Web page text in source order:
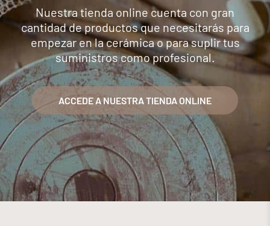
Nuestra tienda online cuenta con gran
cantidad de productos que necesitarás para
empezar en la cerámica o para suplir tus
suministros como profesional.
ACCEDE A NUESTRA TIENDA ONLINE